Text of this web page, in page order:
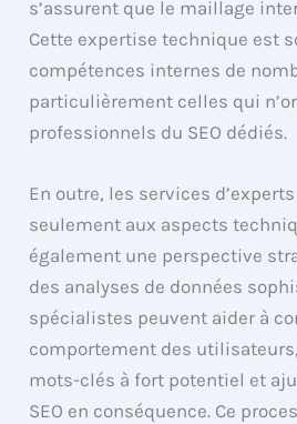
s’assurent que le maillage
Cette expertise technique est
compétences internes de
particulièrement celles qui
professionnels du SEO dédiés.
En outre, les services
seulement aux aspects
également une perspective
des analyses de données
spécialistes peuvent aider à
comportement des
mots-clés à fort potentiel et
SEO en conséquence. Ce